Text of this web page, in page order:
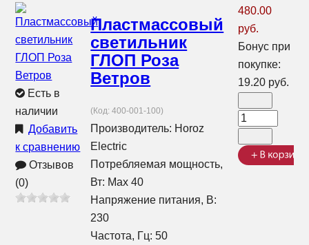
Есть в
наличии
Добавить
к сравнению
Отзывов
(0)
Пластмассовый
светильник
ГЛОП Роза
Ветров
(Код:400-001-100)
Производитель: Horoz
Electric
Потребляемая мощность,
Вт: Max 40
Напряжение питания, В:
230
Частота, Гц: 50
480.00
руб.
Бонус при
покупке:
19.20 руб.